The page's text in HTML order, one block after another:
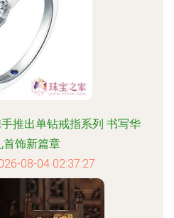
推出单钻戒指系列 书写华
首饰新篇章
08-04 02:37:27